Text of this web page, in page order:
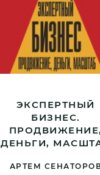
ЭКСПЕРТНЫЙ
БИЗНЕС.
ПРОДВИЖЕНИЕ,
ДЕНЬГИ,
АРТЕМ